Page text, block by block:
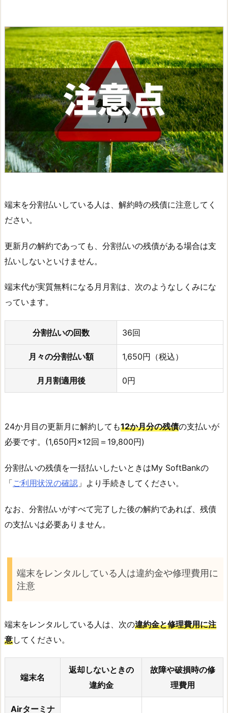
端末を分割払いしている人は、解約時の残債に注意してく
ださい。
更新月の解約であっても、分割払いの残債がある場合は支
払いしないといけません。
端末代が実質無料になる月月割は、次のようなしくみにな
っています。
分割払いの回数 36回
月々の分割払い額 1,650円（税込）
月月割適用後 0円
24か月目の更新月に解約しても12か月分の残債の支払いが
必要です。(1,650円×12回＝19,800円)
分割払いの残債を一括払いしたいときはMy SoftBankの
「ご利用状況の確認 」より手続きしてください。
なお、分割払いがすべて完了した後の解約であれば、残債
の支払いは必要ありません。
端末をレンタルしている人は違約金や修理費用に
注意
端末をレンタルしている人は、次の違約金と修理費用に注
意してください。
端末名
返却しないときの
違約金
故障や破損時の修
理費用
Airターミナ